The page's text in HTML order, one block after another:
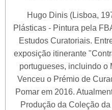
Hugo Dinis (Lisboa,
Plásticas - Pintura pela
Estudos Curatoriais.
exposição itinerante
portugueses, incluindo o
Venceu o Prémio de
Pomar em 2016.
Produção da Coleção